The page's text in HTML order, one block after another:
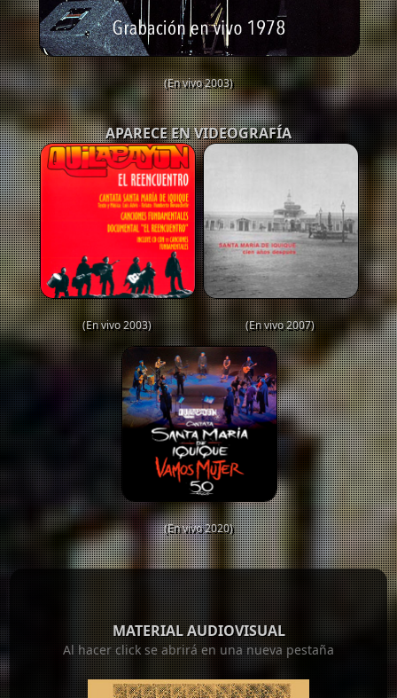
(En vivo 2003)
APARECE EN VIDEOGRAFÍA
(En vivo 2003) (En vivo 2007)
(En vivo 2020)
MATERIAL AUDIOVISUAL
Al hacer click se abrirá en una nueva pestaña